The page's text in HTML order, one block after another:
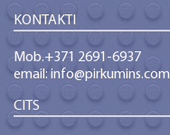
KONTAKTI
Mob.+371 2691-6937
email: info@pirkumins.com
CITS